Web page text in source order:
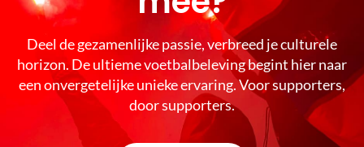
Deel de gezamenlijke passie, verbreed je culturele
horizon. De ultieme voetbalbeleving begint hier naar
een onvergetelijke unieke ervaring. Voor supporters,
door supporters.